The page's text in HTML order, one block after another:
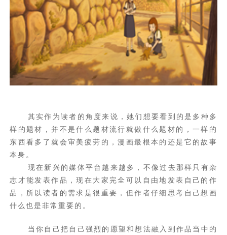
其实作为读者的角度来说，她们想要看到的是多种多
样的题材，并不是什么题材流行就做什么题材的，一样的
东西看多了就会审美疲劳的，漫画最根本的还是它的故事
本身。
现在新兴的媒体平台越来越多，不像过去那样只有杂
志才能发表作品，现在大家完全可以自由地发表自己的作
品，所以读者的需求是很重要，但作者仔细思考自己想画
什么也是非常重要的。
当你自己把自己强烈的愿望和想法融入到作品当中的